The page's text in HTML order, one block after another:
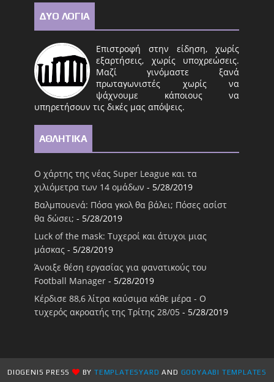
ΔΥΟ ΛΟΓΙΑ
Επιστροφή στην είδηση, χωρίς
εξαρτήσεις, χωρίς υποχρεώσεις.
Μαζί γινόμαστε ξανά
πρωταγωνιστές χωρίς να
ψάχνουμε κάποιους να
υπηρετήσουν τις δικές μας απόψεις.
ΑΘΛΗΤΙΚΑ
Ο χάρτης της νέας Super League και τα
χιλιόμετρα των 14 ομάδων - 5/28/2019
Βαλμπουενά: Πόσα γκολ θα βάλει; Πόσες ασίστ
θα δώσει; - 5/28/2019
Luck of the mask: Τυχεροί και άτυχοι μιας
μάσκας - 5/28/2019
Άνοιξε θέση εργασίας για φανατικούς του
Football Μanager - 5/28/2019
Κέρδισε 88,6 λίτρα καύσιμα κάθε μέρα - Ο
τυχερός ακροατής της Τρίτης 28/05 - 5/28/2019
DIOGENIS PRESS BYTEMPLATESYARD AND GOOYAABI TEMPLATES